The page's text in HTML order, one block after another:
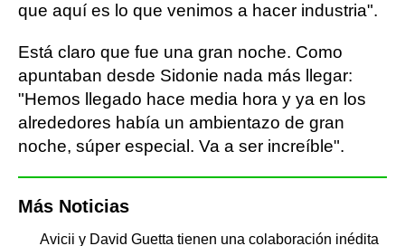
que aquí es lo que venimos a hacer industria".
Está claro que fue una gran noche. Como
apuntaban desde Sidonie nada más llegar:
"Hemos llegado hace media hora y ya en los
alrededores había un ambientazo de gran
noche, súper especial. Va a ser increíble".
Más Noticias
Avicii y David Guetta tienen una colaboración inédita